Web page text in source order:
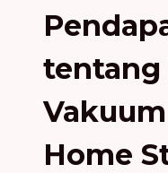
tentang
Home